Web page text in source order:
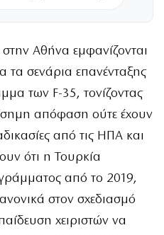
στην Αθήνα εμφανίζονται
τα σενάρια επανένταξης
των F-35, τονίζοντας
απόφαση ούτε έχουν
από τις ΗΠΑ και
ότι η Τουρκία
από το 2019,
στον σχεδιασμό
χειριστών να